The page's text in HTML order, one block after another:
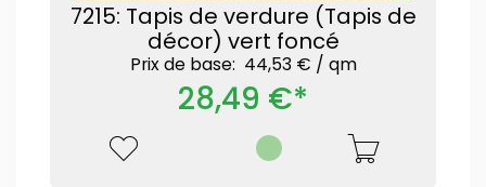
7215: Tapis de verdure (Tapis de
décor) vert foncé
Prix ​​de base: 44,53 € / qm
28,49 €*